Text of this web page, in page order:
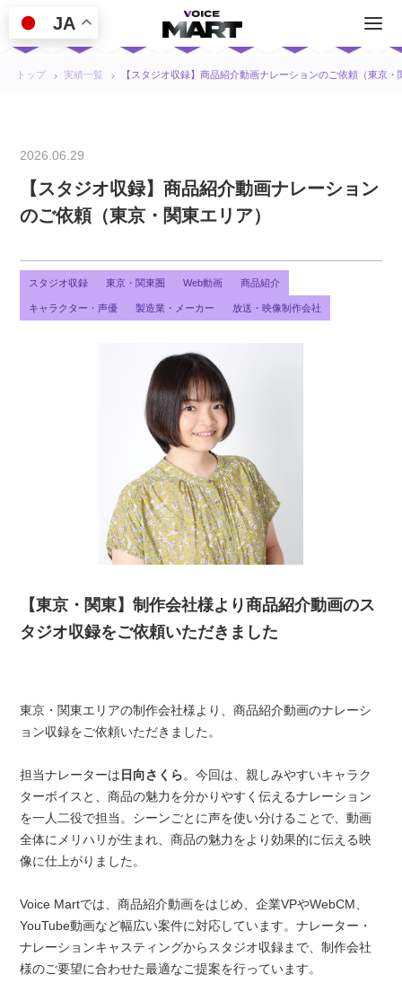
トップ 実績一覧 【スタジオ収録】商品紹介動画ナレーションのご依頼（東京・
2026.06.29
【スタジオ収録】商品紹介動画ナレーション
のご依頼（東京・関東エリア）
スタジオ収録 東京・関東圏 Web動画 商品紹介
キャラクター・声優 製造業・メーカー 放送・映像制作会社
【東京・関東】制作会社様より商品紹介動画のス
タジオ収録をご依頼いただきました
東京・関東エリアの制作会社様より、商品紹介動画のナレーシ
ョン収録をご依頼いただきました。
担当ナレーターは 日向さくら。今回は、親しみやすいキャラク
ターボイスと、商品の魅力を分かりやすく伝えるナレーション
を一人二役で担当。シーンごとに声を使い分けることで、動画
全体にメリハリが生まれ、商品の魅力をより効果的に伝える映
像に仕上がりました。
Voice Martでは、商品紹介動画をはじめ、企業VPやWebCM、
YouTube動画など幅広い案件に対応しています。ナレーター・
ナレーションキャスティングからスタジオ収録まで、制作会社
様のご要望に合わせた最適なご提案を行っています。
JA